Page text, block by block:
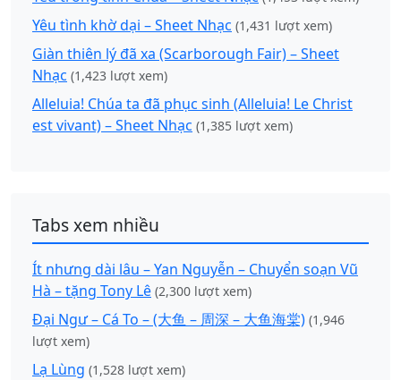
Yêu tình khờ dại – Sheet Nhạc (1,431 lượt xem)
Giàn thiên lý đã xa (Scarborough Fair) – Sheet
Nhạc (1,423 lượt xem)
Alleluia! Chúa ta đã phục sinh (Alleluia! Le Christ
est vivant) – Sheet Nhạc (1,385 lượt xem)
Tabs xem nhiều
Ít nhưng dài lâu – Yan Nguyễn – Chuyển soạn Vũ
Hà – tặng Tony Lê (2,300 lượt xem)
Đại Ngư – Cá To – (大鱼 – 周深 – 大鱼海棠) (1,946
lượt xem)
Lạ Lùng (1,528 lượt xem)